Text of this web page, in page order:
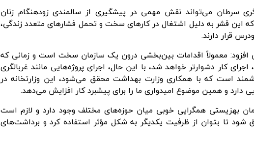
سرطان می‌تواند نقش مهمی در پیشگیری از سالمندی زودهنگام زنان
این قشر به دلیل اشتغال در کارهای سخت و تحمل فشارهای متعدد زندگی،
قرار دارند.
افزود: معمولاً اقدامات بین‌بخشی درون یک سازمان سخت است و زمانی که
کار دشوارتر خواهد شد، با این حال، اجرای پروژه‌هایی مانند غربالگری
است که با همکاری وزارت بهداشت محقق می‌شود، این وزارتخانه در
دارد و همین موضوع امیدواری ما را برای پیشبرد کار افزایش می‌دهد.
بهزیستی همگرایی خوبی میان حوزه‌های مختلف وجود دارد و لازم است
شود تا بتوان از ظرفیت یکدیگر به شکل مؤثر استفاده کرد و برداشت‌های